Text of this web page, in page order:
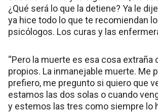
¿Qué será lo que la detiene? Ya le
ya hice todo lo que te recomiendan
psicólogos. Los curas y las
“Pero la muerte es esa cosa extraña
propios. La inmanejable muerte. Me
prefiero, me pregunto si quiero que
estamos las dos solas o cuando
y estemos las tres como siempre lo